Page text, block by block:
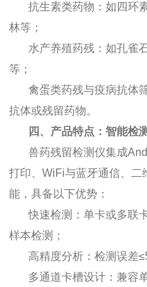
抗生素类药物：如四环
林等；
水产养殖药残：如孔雀
等；
禽蛋类药残与疫病抗体
抗体或残留药物。
四、产品特点：智能检
兽药残留检测仪集成
打印、WiFi与蓝牙通信、二
能，具备以下优势：
快速检测：单卡或多联
样本检测；
高精度分析：检测误差
多通道卡槽设计：兼容